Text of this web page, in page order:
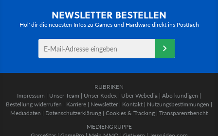
NEWSLETTER BESTELLEN
Hol' dir die neuesten Infos zu Games und Hardware direkt ins Postfach
RUBRIKEN
Impressum | Unser Team | Unser Kodex | Über Webedia | Abo kündigen |
Bestellung widerrufen | Karriere | Newsletter | Kontakt | Nutzungsbestimmungen |
Mediadaten | Datenschutzerklärung | Cookies & Tracking | Transparenzbericht
MEDIENGRUPPE